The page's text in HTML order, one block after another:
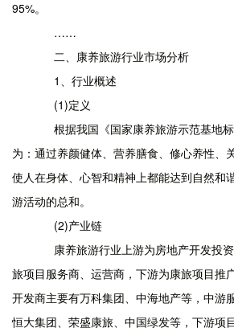
95%。
……
二、康养旅游行业市场分析
1、行业概述
(1)定义
根据我国《国家康养旅游示范基地标
为：通过养颜健体、营养膳食、修心养性、
使人在身体、心智和精神上都能达到自然和
游活动的总和。
(2)产业链
康养旅游行业上游为房地产开发投资
旅项目服务商、运营商，下游为康旅项目推
开发商主要有万科集团、中海地产等，中游
恒大集团、荣盛康旅、中国绿发等，下游项